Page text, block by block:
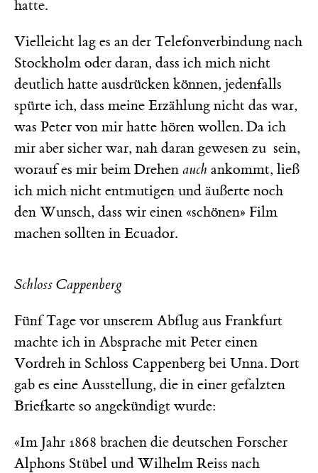
hatte.
Vielleicht lag es an der Telefonverbindung nach
Stockholm oder daran, dass ich mich nicht
deutlich hatte ausdrücken können, jedenfalls
spürte ich, dass meine Erzählung nicht das war,
was Peter von mir hatte hören wollen. Da ich
mir aber sicher war, nah daran gewesen zu sein,
worauf es mir beim Drehen auch ankommt, ließ
ich mich nicht entmutigen und äußerte noch
den Wunsch, dass wir einen «schönen» Film
machen sollten in Ecuador.
Schloss Cappenberg
Fünf Tage vor unserem Abflug aus Frankfurt
machte ich in Absprache mit Peter einen
Vordreh in Schloss Cappenberg bei Unna. Dort
gab es eine Ausstellung, die in einer gefalzten
Briefkarte so angekündigt wurde:
«Im Jahr 1868 brachen die deutschen Forscher
Alphons Stübel und Wilhelm Reiss nach